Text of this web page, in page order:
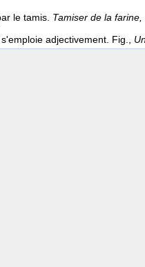
le tamis. Tamiser de la
s'emploie adjectivement. Fig.,